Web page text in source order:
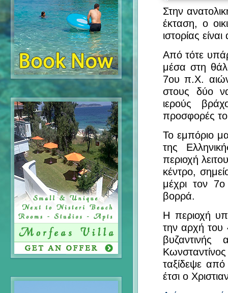
Στην
έκταση, ο
ιστορίας
Από τότε
μέσα στη
7ου π.Χ.
στους δύο
ιερούς
προσφορές
Το εμπόριο
της
περιοχή
κέντρο,
μέχρι τον
βορρά.
Η περιοχή
την αρχή του
ταξίδεψε
έτσι ο